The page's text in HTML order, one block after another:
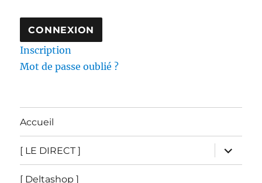
Inscription
Mot de passe oublié ?
Accueil
[ LE DIRECT ]
ouvrir
le
sous-
[ Deltashop ]